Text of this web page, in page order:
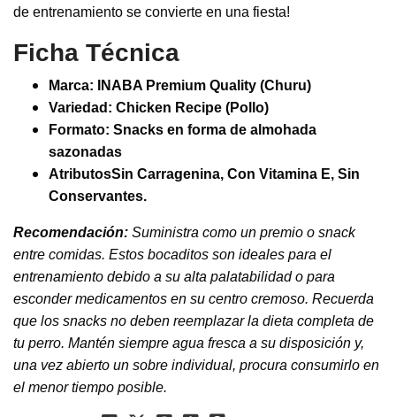
de entrenamiento se convierte en una fiesta!
Ficha Técnica
Marca:
INABA Premium Quality (Churu)
Variedad: Chicken Recipe (Pollo)
Formato: Snacks en forma de almohada
sazonadas
AtributosSin Carragenina, Con Vitamina E, Sin
Conservantes.
Recomendación: Suministra como un premio o snack
entre comidas. Estos bocaditos son ideales para el
entrenamiento debido a su alta palatabilidad o para
esconder medicamentos en su centro cremoso. Recuerda
que los snacks no deben reemplazar la dieta completa de
tu perro. Mantén siempre agua fresca a su disposición y,
una vez abierto un sobre individual, procura consumirlo en
el menor tiempo posible.